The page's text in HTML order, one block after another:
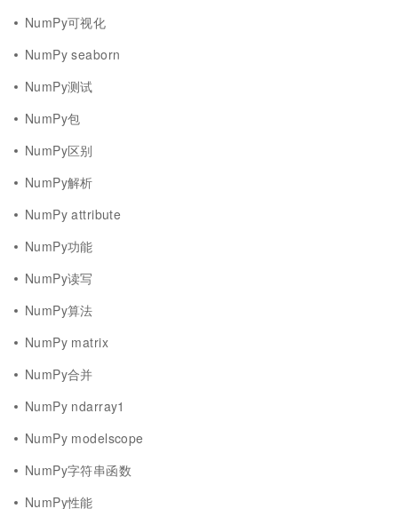
NumPy可视化
NumPy seaborn
NumPy测试
NumPy包
NumPy区别
NumPy解析
NumPy attribute
NumPy功能
NumPy读写
NumPy算法
NumPy matrix
NumPy合并
NumPy ndarray1
NumPy modelscope
NumPy字符串函数
NumPy性能